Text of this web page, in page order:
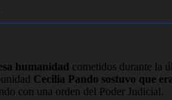
humanidad cometidos durante la
Cecilia Pando sostuvo que
con una orden del Poder Judicial.